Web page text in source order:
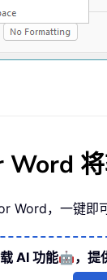
Word，一键即
AI 功能🤖，提